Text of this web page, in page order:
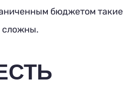
бюджетом такие
сложны.